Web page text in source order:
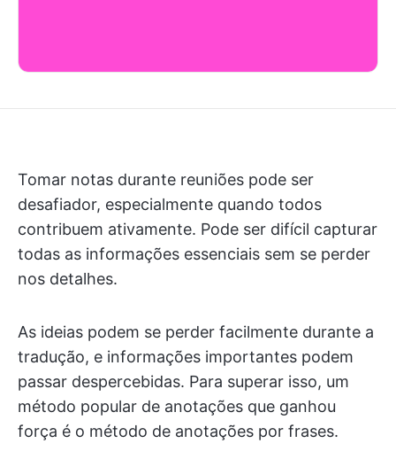
Tomar notas durante reuniões pode ser
desafiador, especialmente quando todos
contribuem ativamente. Pode ser difícil capturar
todas as informações essenciais sem se perder
nos detalhes.
As ideias podem se perder facilmente durante a
tradução, e informações importantes podem
passar despercebidas. Para superar isso, um
método popular de anotações que ganhou
força é o método de anotações por frases.